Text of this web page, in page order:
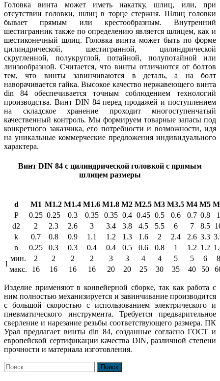
Головка винта может иметь накатку, шлиц, или, при
отсутствии головки, шлиц в торце стержня. Шлиц головки
бывает прямым или крестообразным. Внутренний
шестигранник также по определению является шлицем, как и
шестиконечный шлиц. Головка винта может быть по форме
цилиндрической, шестигранной, цилиндрической
скругленной, полукруглой, потайной, полупотайной или
линзообразной. Считается, что винты отличаются от болтов
тем, что винты завинчиваются в деталь, а на болт
наворачивается гайка. Высокое качество нержавеющего винта
din 84 обеспечивается точным соблюдением технологий
производства. Винт DIN 84 перед продажей и поступлением
на складское хранение проходит многоступенчатый
качественный контроль. Мы формируем товарные запасы под
конкретного заказчика, его потребности и возможности, идя
на уникальные коммерческие предложения индивидуального
характера.
Винт DIN 84 с цилиндрической головкой с прямым
шлицем размеры
d M1 M1.2 M1.4 M1.6 M1.8 M2 M2.5 M3 M3.5 M4 M5
P
0.25 0.25 0.3 0.35 0.35 0.4 0.45 0.5 0.6 0.7 0.8
1
d2
2 2.3 2.6 3 3.4 3.8 4.5 5.5 6 7 8.5
k
0.7 0.8 0.9 1.1 1.2 1.3 1.6 2 2.4 2.6 3.3
n
0.25 0.3 0.3 0.4 0.4 0.5 0.6 0.8 1 1.2 1.2
l
мин. 2 2 2 2 3 3 4 4 5 5 6
8
макс.
16 16 16 16 20 20 25 30 35 40 50
Изделие применяют в конвейерной сборке, так как работа с
ним полностью механизируется и завинчивание производится
с большой скоростью с использованием электрического и
пневматического инструмента. Требуется предварительное
сверление и нарезание резьбы соответствующего размера. ПК
Урал предлагает винты din 84, созданные согласно ГОСТ и
европейской сертификации качества DIN, различной степени
прочности и материала изготовления.
Найти: